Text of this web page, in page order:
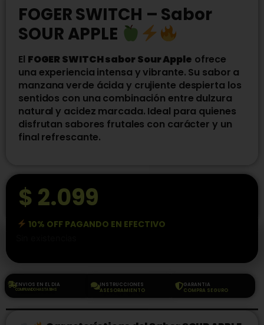
FOGER SWITCH – Sabor
SOUR APPLE
El FOGER SWITCH sabor Sour Apple ofrece
una experiencia intensa y vibrante. Su sabor a
manzana verde ácida y crujiente despierta los
sentidos con una combinación entre dulzura
natural y acidez marcada. Ideal para quienes
disfrutan sabores frutales con carácter y un
final refrescante.
$ 2.099
10% OFF PAGANDO EN EFECTIVO
ENVIOS EN EL DIA
COMPRANDO HASTA 18HS
INSTRUCCIONES
ASESORAMIENTO
GARANTIA
COMPRA SEGURO